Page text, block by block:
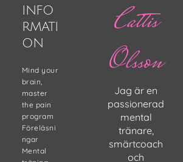
INFO
RMATI
ON
Mind your
brain,
master
the pain
program
Föreläsni
ngar
Mental
Cattis
Olsson
Jag är en
passionerad
mental
tränare,
smärtcoach
och